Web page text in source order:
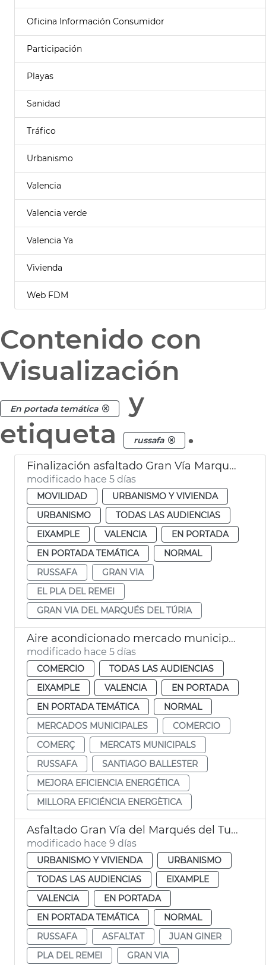
Oficina Información Consumidor
Participación
Playas
Sanidad
Tráfico
Urbanismo
Valencia
Valencia verde
Valencia Ya
Vivienda
Web FDM
Contenido con
Visualización
En portada temática
y
etiqueta
russafa .
Finalización asfaltado Gran Vía Marqués del Túria València
modificado hace 5 días
MOVILIDAD
URBANISMO Y VIVIENDA
URBANISMO
TODAS LAS AUDIENCIAS
EIXAMPLE
VALENCIA
EN PORTADA
EN PORTADA TEMÁTICA
NORMAL
RUSSAFA
GRAN VIA
EL PLA DEL REMEI
GRAN VIA DEL MARQUÉS DEL TÚRIA
Aire acondicionado mercado municipal Russafa
modificado hace 5 días
COMERCIO
TODAS LAS AUDIENCIAS
EIXAMPLE
VALENCIA
EN PORTADA
EN PORTADA TEMÁTICA
NORMAL
MERCADOS MUNICIPALES
COMERCIO
COMERÇ
MERCATS MUNICIPALS
RUSSAFA
SANTIAGO BALLESTER
MEJORA EFICIENCIA ENERGÉTICA
MILLORA EFICIÉNCIA ENERGÈTICA
Asfaltado Gran Vía del Marqués del Turia València
modificado hace 9 días
URBANISMO Y VIVIENDA
URBANISMO
TODAS LAS AUDIENCIAS
EIXAMPLE
VALENCIA
EN PORTADA
EN PORTADA TEMÁTICA
NORMAL
RUSSAFA
ASFALTAT
JUAN GINER
PLA DEL REMEI
GRAN VIA